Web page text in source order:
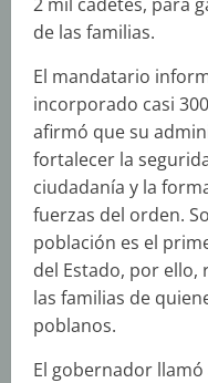
de las familias.
El mandatario
incorporado casi
afirmó que su
fortalecer la
ciudadanía y la
fuerzas del orden.
población es el
del Estado, por
las familias de
poblanos.
El gobernador